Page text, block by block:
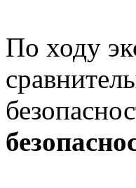
По ходу